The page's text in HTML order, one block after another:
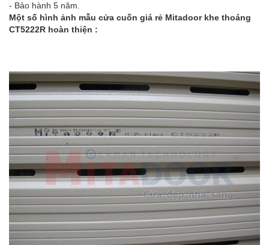
- Bảo hành 5 năm.
Một số hình ảnh mẫu cửa cuốn giá rẻ Mitadoor khe thoáng
CT5222R hoàn thiện :